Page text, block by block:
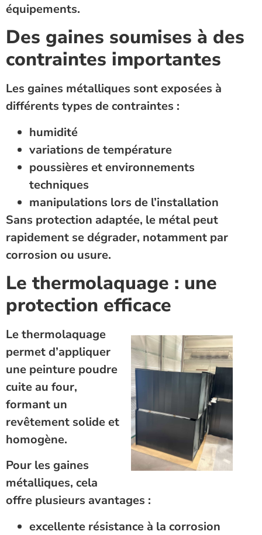
équipements.
Des gaines soumises à des
contraintes importantes
Les gaines métalliques sont exposées à
différents types de contraintes :
humidité
variations de température
poussières et environnements
techniques
manipulations lors de l’installation
Sans protection adaptée, le métal peut
rapidement se dégrader, notamment par
corrosion ou usure.
Le thermolaquage : une
protection efficace
Le thermolaquage
permet d’appliquer
une peinture poudre
cuite au four,
formant un
revêtement solide et
homogène.
Pour les gaines
métalliques, cela
offre plusieurs avantages :
excellente résistance à la corrosion